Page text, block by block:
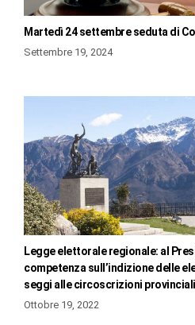
Martedì 24 settembre seduta di
Settembre 19, 2024
Legge elettorale regionale: al
competenza sull’indizione delle
seggi alle circoscrizioni provinciali
Ottobre 19, 2022